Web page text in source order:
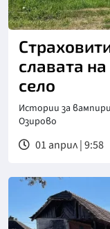
славата
село
Истории за
Озирово
01 април | 9:58